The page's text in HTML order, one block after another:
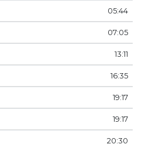
05:44
07:05
13:11
16:35
19:17
19:17
20:30